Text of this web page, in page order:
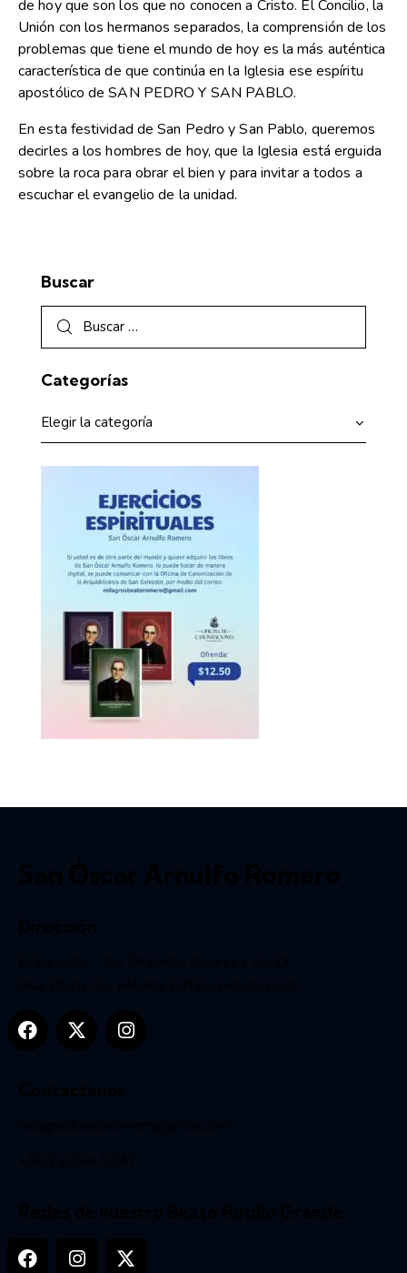
de hoy que son los que no conocen a Cristo. El Concilio, la
Unión con los hermanos separados, la comprensión de los
problemas que tiene el mundo de hoy es la más auténtica
característica de que continúa en la Iglesia ese espíritu
apostólico de SAN PEDRO Y SAN PABLO.
En esta festividad de San Pedro y San Pablo, queremos
decirles a los hombres de hoy, que la Iglesia está erguida
sobre la roca para obrar el bien y para invitar a todos a
escuchar el evangelio de la unidad.
Buscar
Categorías